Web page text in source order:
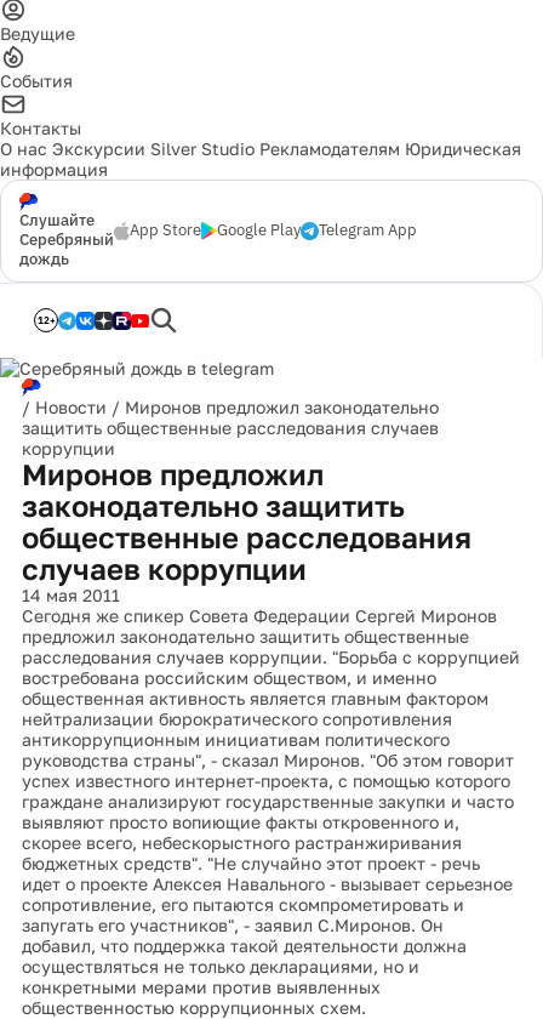
Ведущие
События
Контакты
О нас Экскурсии Silver Studio Рекламодателям Юридическая
информация
Слушайте
Серебряный
дождь
App Store Google Play Telegram App
12+
/ Новости / Миронов предложил законодательно
защитить общественные расследования случаев
коррупции
Миронов предложил
законодательно защитить
общественные расследования
случаев коррупции
14 мая 2011
Сегодня же спикер Совета Федерации Сергей Миронов
предложил законодательно защитить общественные
расследования случаев коррупции. "Борьба с коррупцией
востребована российским обществом, и именно
общественная активность является главным фактором
нейтрализации бюрократического сопротивления
антикоррупционным инициативам политического
руководства страны", - сказал Миронов. "Об этом говорит
успех известного интернет-проекта, с помощью которого
граждане анализируют государственные закупки и часто
выявляют просто вопиющие факты откровенного и,
скорее всего, небескорыстного растранжиривания
бюджетных средств". "Не случайно этот проект - речь
идет о проекте Алексея Навального - вызывает серьезное
сопротивление, его пытаются скомпрометировать и
запугать его участников", - заявил С.Миронов. Он
добавил, что поддержка такой деятельности должна
осуществляться не только декларациями, но и
конкретными мерами против выявленных
общественностью коррупционных схем.